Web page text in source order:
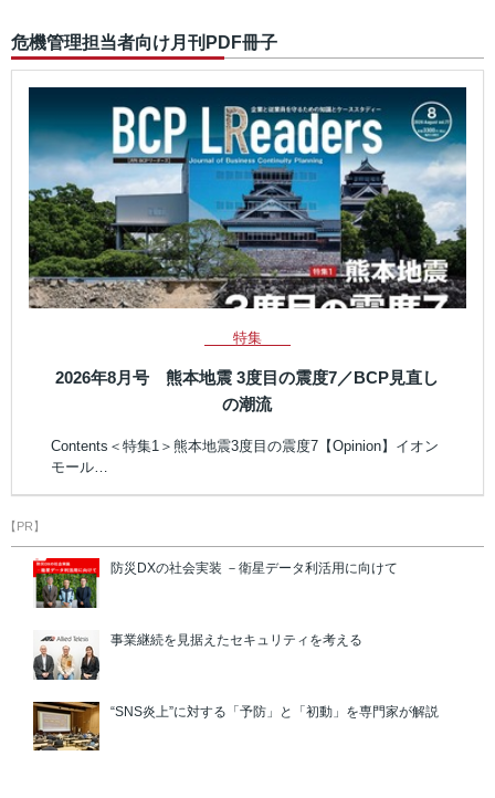
危機管理担当者向け月刊PDF冊子
特集
2026年8月号 熊本地震 3度目の震度7／BCP見直し
の潮流
Contents＜特集1＞熊本地震3度目の震度7【Opinion】イオン
モール…
【PR】
防災DXの社会実装 －衛星データ利活用に向けて
事業継続を見据えたセキュリティを考える
“SNS炎上”に対する「予防」と「初動」を専門家が解説